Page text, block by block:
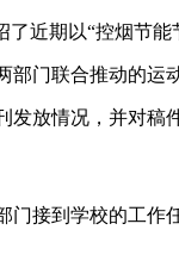
近期以“控烟节
门联合推动的
放情况，并对稿
接到学校的工作